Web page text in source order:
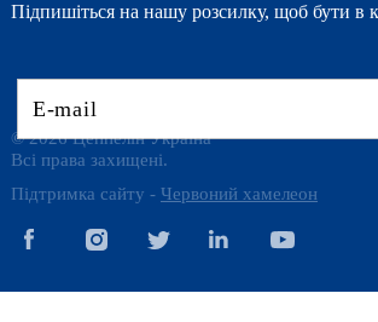
Підпишіться на нашу розсилку, щоб бути в
© 2026 Цеппелін Україна
Всі права захищені.
Підтримка сайту - Червоний хамелеон